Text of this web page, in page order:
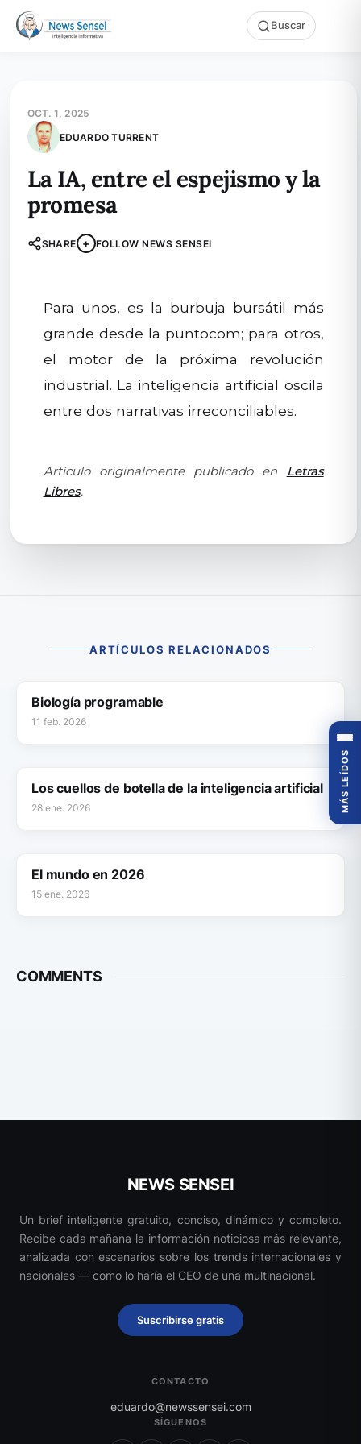
Buscar
OCT. 1, 2025
EDUARDO TURRENT
La IA, entre el espejismo y la
promesa
SHARE + FOLLOW NEWS SENSEI
Para unos, es la burbuja bursátil más
grande desde la puntocom; para otros,
el motor de la próxima revolución
industrial. La inteligencia artificial oscila
entre dos narrativas irreconciliables.
Artículo originalmente publicado en Letras
Libres.
ARTÍCULOS RELACIONADOS
Biología programable
11 feb. 2026
Los cuellos de botella de la inteligencia artificial
28 ene. 2026
El mundo en 2026
15 ene. 2026
COMMENTS
NEWS SENSEI
Un brief inteligente gratuito, conciso, dinámico y completo.
Recibe cada mañana la información noticiosa más relevante,
analizada con escenarios sobre los trends internacionales y
nacionales — como lo haría el CEO de una multinacional.
Suscribirse gratis
CONTACTO
eduardo@newssensei.com
SÍGUENOS
MÁS LEÍDOS